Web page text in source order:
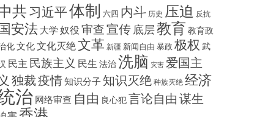
共习近平体制 六四 内斗 历史 压迫 反抗
安法 大学 奴役 审查宣传底层教育 教育政
化文化文化灭绝文革 新疆 新闻自由 暴政 极权 武
民主 民族主义 民生 法治洗脑 灾害 爱国主
义 独裁疫情知识分子 知识灭绝 种族灭绝 经济
治 网络审查 自由 良心犯言论自由 谋生